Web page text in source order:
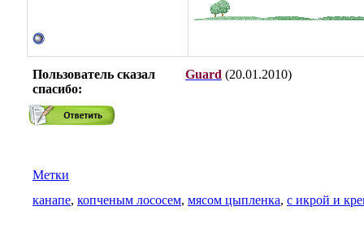
Пользователь сказал
cпасибо:
Guard (20.01.2010)
Метки
канапе, копченым лососем, мясом цыпленка, с икрой и